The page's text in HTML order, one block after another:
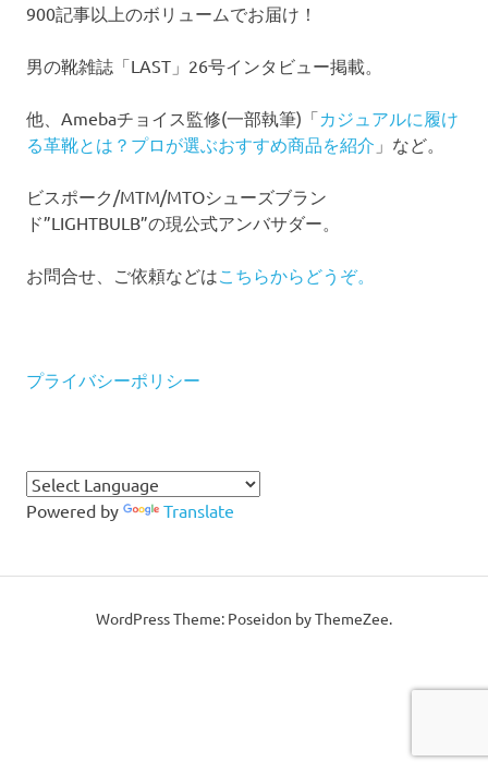
900記事以上のボリュームでお届け！
男の靴雑誌「LAST」26号インタビュー掲載。
他、Amebaチョイス監修(一部執筆)「カジュアルに履け
る革靴とは？プロが選ぶおすすめ商品を紹介 」など。
ビスポーク/MTM/MTOシューズブラン
ド”LIGHTBULB”の現公式アンバサダー。
お問合せ、ご依頼などは こちらからどうぞ。
プライバシーポリシー
Powered by Translate
WordPress Theme: Poseidon by ThemeZee.